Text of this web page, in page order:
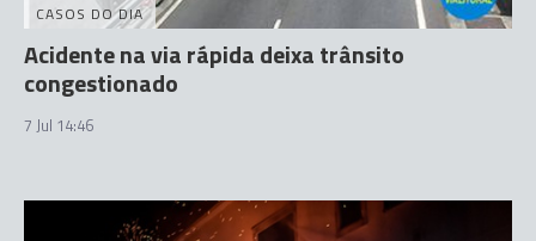
CASOS DO DIA
Acidente na via rápida deixa trânsito
congestionado
7 Jul 14:46